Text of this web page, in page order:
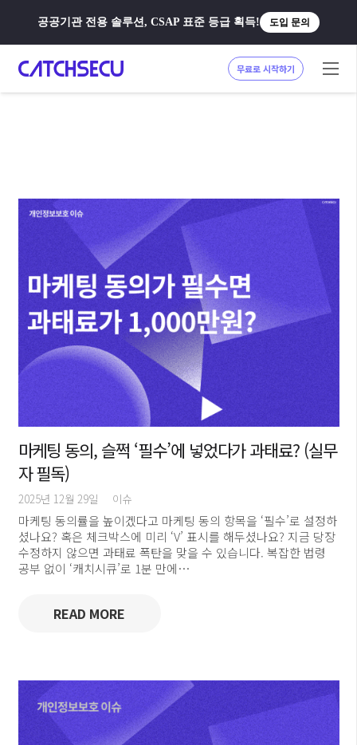
공공기관 전용 솔루션, CSAP 표준 등급 획득! 도입 문의
무료로 시작하기
마케팅 동의, 슬쩍 ‘필수’에 넣었다가 과태료? (실무
자 필독)
2025년 12월 29일 이슈
마케팅 동의률을 높이겠다고 마케팅 동의 항목을 ‘필수’로 설정하
셨나요? 혹은 체크박스에 미리 ‘V’ 표시를 해두셨나요? 지금 당장
수정하지 않으면 과태료 폭탄을 맞을 수 있습니다. 복잡한 법령
공부 없이 ‘캐치시큐’로 1분 만에…
READ MORE